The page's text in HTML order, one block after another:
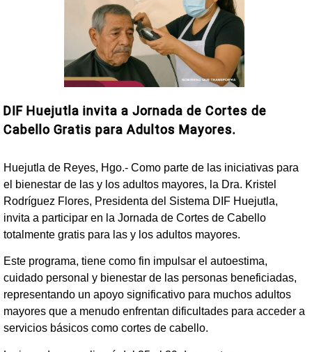
DIF Huejutla invita a Jornada de Cortes de
Cabello Gratis para Adultos Mayores.
Huejutla de Reyes, Hgo.- Como parte de las iniciativas para
el bienestar de las y los adultos mayores, la Dra. Kristel
Rodríguez Flores, Presidenta del Sistema DIF Huejutla,
invita a participar en la Jornada de Cortes de Cabello
totalmente gratis para las y los adultos mayores.
Este programa, tiene como fin impulsar el autoestima,
cuidado personal y bienestar de las personas beneficiadas,
representando un apoyo significativo para muchos adultos
mayores que a menudo enfrentan dificultades para acceder a
servicios básicos como cortes de cabello.